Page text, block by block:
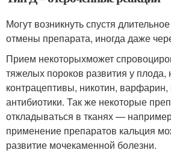
Могут возникнуть спустя
отмены препарата, иногда даже
Прием некоторыхможет
тяжелых пороков развития у
контрацептивы, никотин,
антибиотики. Так же некоторые
откладываться в тканях —
применение препаратов кальция
развитие мочекаменной болезни.